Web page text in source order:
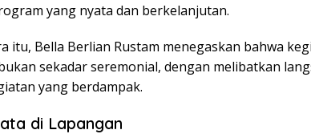
yang nyata dan berkelanjutan.
itu, Bella Berlian Rustam menegaskan bahwa
sekadar seremonial, dengan melibatkan
yang berdampak.
di Lapangan